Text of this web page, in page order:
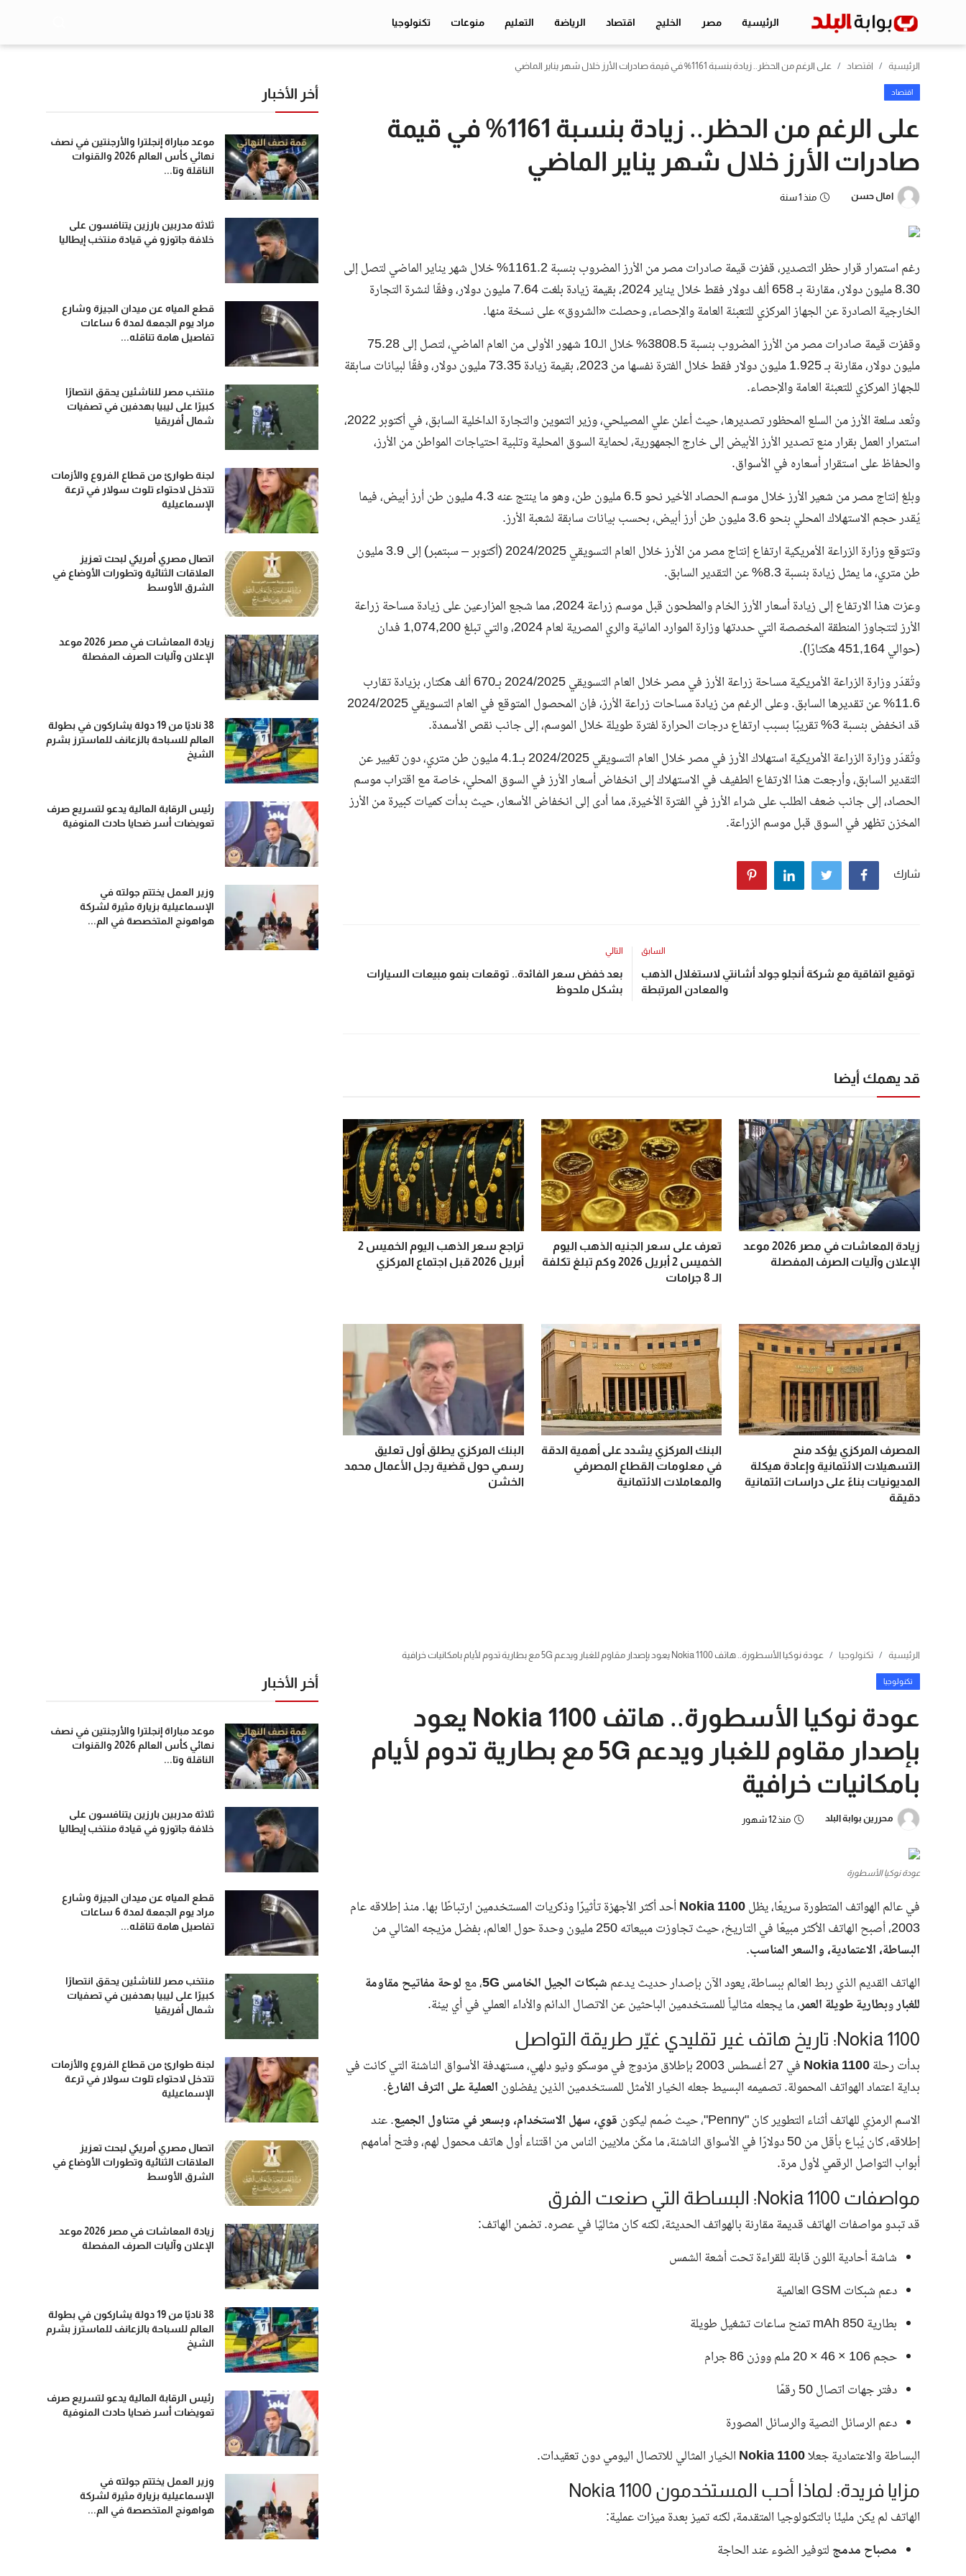
الرئيسية مصر الخليج اقتصاد الرياضة التعليم منوعات تكنولوجيا
تكنولوجيا
الرئيسية اقتصاد على الرغم من الحظر.. زيادة بنسبة 1161% في قيمة صادرات الأرز خلال شهر يناير الماضي
اقتصاد
على الرغم من الحظر.. زيادة بنسبة 1161% في قيمة
صادرات الأرز خلال شهر يناير الماضي
امال حسن منذ 1 سنة
رغم استمرار قرار حظر التصدير، قفزت قيمة صادرات مصر من الأرز المضروب بنسبة 1161.2% خلال شهر يناير الماضي لتصل إلى
8.30 مليون دولار، مقارنة بـ 658 ألف دولار فقط خلال يناير 2024، بقيمة زيادة بلغت 7.64 مليون دولار، وفقًا لنشرة التجارة
الخارجية الصادرة عن الجهاز المركزي للتعبئة العامة والإحصاء، وحصلت «الشروق» على نسخة منها.
وقفزت قيمة صادرات مصر من الأرز المضروب بنسبة 3808.5% خلال الـ10 شهور الأولى من العام الماضي، لتصل إلى 75.28
مليون دولار، مقارنة بـ 1.925 مليون دولار فقط خلال الفترة نفسها من 2023، بقيمة زيادة 73.35 مليون دولار، وفقًا لبيانات سابقة
للجهاز المركزي للتعبئة العامة والإحصاء.
وتُعد سلعة الأرز من السلع المحظور تصديرها، حيث أعلن علي المصيلحي، وزير التموين والتجارة ‏الداخلية السابق، في أكتوبر 2022،
استمرار العمل بقرار منع تصدير الأرز الأبيض إلى خارج ‏الجمهورية، لحماية السوق المحلية وتلبية احتياجات المواطن من الأرز،
والحفاظ على استقرار ‏أسعاره في الأسواق.
وبلغ إنتاج مصر من شعير الأرز خلال موسم الحصاد الأخير نحو 6.5 مليون طن، وهو ما ينتج عنه 4.3 مليون طن أرز أبيض، فيما
يُقدر حجم الاستهلاك المحلي بنحو 3.6 مليون طن أرز أبيض، بحسب بيانات سابقة لشعبة الأرز.
وتتوقع وزارة الزراعة الأمريكية ارتفاع إنتاج مصر من الأرز خلال العام التسويقي 2024/2025 (أكتوبر – سبتمبر) إلى 3.9 مليون
طن متري، ما يمثل زيادة بنسبة 8.3% عن التقدير السابق.
وعزت هذا الارتفاع إلى زيادة أسعار الأرز الخام والمطحون قبل موسم زراعة 2024، مما شجع المزارعين على زيادة مساحة زراعة
الأرز لتتجاوز المنطقة المخصصة التي حددتها وزارة الموارد المائية والري المصرية لعام 2024، والتي تبلغ 1,074,200 فدان
(حوالي 451,164 هكتارًا).
وتُقدّر وزارة الزراعة الأمريكية مساحة زراعة الأرز في مصر خلال العام التسويقي 2024/2025 بـ670 ألف هكتار، بزيادة تقارب
11.6% عن تقديرها السابق. وعلى الرغم من زيادة مساحات زراعة الأرز، فإن المحصول المتوقع في العام التسويقي 2024/2025
قد انخفض بنسبة 3% تقريبًا بسبب ارتفاع درجات الحرارة لفترة طويلة خلال الموسم، إلى جانب نقص الأسمدة.
وتُقدّر وزارة الزراعة الأمريكية استهلاك الأرز في مصر خلال العام التسويقي 2024/2025 بـ4.1 مليون طن متري، دون تغيير عن
التقدير السابق، وأرجعت هذا الارتفاع الطفيف في الاستهلاك إلى انخفاض أسعار الأرز في السوق المحلي، خاصة مع اقتراب موسم
الحصاد، إلى جانب ضعف الطلب على شراء الأرز في الفترة الأخيرة، مما أدى إلى انخفاض الأسعار، حيث بدأت كميات كبيرة من الأرز
المخزن تظهر في السوق قبل موسم الزراعة.
شارك
السابق
توقيع اتفاقية مع شركة أنجلو جولد أشانتي لاستغلال الذهب
والمعادن المرتبطة
التالي
بعد خفض سعر الفائدة.. توقعات بنمو مبيعات السيارات
بشكل ملحوظ
قد يهمك أيضا
زيادة المعاشات في مصر 2026 موعد
الإعلان وآليات الصرف المفصلة
تعرف على سعر الجنيه الذهب اليوم
الخميس 2 أبريل 2026 وكم تبلغ تكلفة
الـ 8 جرامات
تراجع سعر الذهب اليوم الخميس 2
أبريل 2026 قبل اجتماع المركزي
المصرف المركزي يؤكد منح
التسهيلات الائتمانية وإعادة هيكلة
المديونيات بناءً على دراسات ائتمانية
دقيقة
البنك المركزي يشدد على أهمية الدقة
في معلومات القطاع المصرفي
والمعاملات الائتمانية
البنك المركزي يطلق أول تعليق
رسمي حول قضية رجل الأعمال محمد
الخشن
أخر الأخبار
موعد مباراة إنجلترا والأرجنتين في نصف
نهائي كأس العالم 2026 والقنوات
الناقلة وتا...
ثلاثة مدربين بارزين يتنافسون على
خلافة جاتوزو في قيادة منتخب إيطاليا
قطع المياه عن ميدان الجيزة وشارع
مراد يوم الجمعة لمدة 6 ساعات
تفاصيل هامة تناقله...
منتخب مصر للناشئين يحقق انتصارًا
كبيرًا على ليبيا بهدفين في تصفيات
شمال أفريقيا
لجنة طوارئ من قطاع الفروع والأزمات
تتدخل لاحتواء تلوث سولار في ترعة
الإسماعيلية
اتصال مصري أمريكي لبحث تعزيز
العلاقات الثنائية وتطورات الأوضاع في
الشرق الأوسط
زيادة المعاشات في مصر 2026 موعد
الإعلان وآليات الصرف المفصلة
38 ناديًا من 19 دولة يشاركون في بطولة
العالم للسباحة بالزعانف للماسترز بشرم
الشيخ
رئيس الرقابة المالية يدعو لتسريع صرف
تعويضات أسر ضحايا حادث المنوفية
وزير العمل يختتم جولته في
الإسماعيلية بزيارة مثيرة لشركة
هواهونج المتخصصة في الم...
الرئيسية تكنولوجيا عودة نوكيا الأسطورة.. هاتف Nokia 1100 يعود بإصدار مقاوم للغبار ويدعم 5G مع بطارية تدوم لأيام بامكانيات خرافية
تكنولوجيا
عودة نوكيا الأسطورة.. هاتف Nokia 1100 يعود
بإصدار مقاوم للغبار ويدعم 5G مع بطارية تدوم لأيام
بامكانيات خرافية
محررين بوابة البلد منذ 12 شهور
عودة نوكيا الأسطورة
في عالم الهواتف المتطورة سريعًا، يظلNokia 1100أحد أكثر الأجهزة تأثيرًا وذكريات المستخدمين ارتباطًا بها. منذ إطلاقه عام
2003، أصبح الهاتف الأكثر مبيعًا في التاريخ، حيث تجاوزت مبيعاته 250 مليون وحدة حول العالم، بفضل مزيجه المثالي من
البساطة، الاعتمادية، والسعر المناسب.
الهاتف القديم الذي ربط العالم ببساطة، يعود الآن بإصدار حديث يدعم شبكات الجيل الخامس 5G ، مع لوحة مفاتيح مقاومة
للغباروبطارية طويلة العمر، ما يجعله مثالياً للمستخدمين الباحثين عن الاتصال الدائم والأداء العملي في أي بيئة.
Nokia 1100: تاريخ هاتف غير تقليدي غيّر طريقة التواصل
بدأت رحلةNokia 1100
في 27 أغسطس 2003 بإطلاق مزدوج في موسكو ونيو دلهي، مستهدفة الأسواق الناشئة التي كانت في
بداية اعتماد الهواتف المحمولة. تصميمه البسيط جعله الخيار الأمثل للمستخدمين الذين يفضلون العملية على الترف الفارغ.
الاسم الرمزي للهاتف أثناء التطوير كان "Penny"، حيث صُمم ليكون
قوي، سهل الاستخدام، وبسعر في متناول الجميع. عند
إطلاقه، كان يُباع بأقل من 50 دولارًا في الأسواق الناشئة، ما مكّن ملايين الناس من اقتناء أول هاتف محمول لهم، وفتح أمامهم
أبواب التواصل الرقمي لأول مرة.
مواصفات Nokia 1100: البساطة التي صنعت الفرق
قد تبدو مواصفات الهاتف قديمة مقارنة بالهواتف الحديثة، لكنه كان مثاليًا في عصره. تضمن الهاتف:
شاشة أحادية اللون قابلة للقراءة تحت أشعة الشمس
دعم شبكات GSM العالمية
بطارية 850 mAh تمنح ساعات تشغيل طويلة
حجم 106 × 46 × 20 ملم ووزن 86 جرام
دفتر جهات اتصال 50 رقمًا
دعم الرسائل النصية والرسائل المصورة
البساطة والاعتمادية جعلاNokia 1100 الخيار المثالي للاتصال اليومي دون تعقيدات.
مزايا فريدة: لماذا أحب المستخدمون Nokia 1100
الهاتف لم يكن مليئًا بالتكنولوجيا المتقدمة، لكنه تميز بعدة ميزات عملية:
مصباح مدمج لتوفير الضوء عند الحاجة
أخر الأخبار
موعد مباراة إنجلترا والأرجنتين في نصف
نهائي كأس العالم 2026 والقنوات
الناقلة وتا...
ثلاثة مدربين بارزين يتنافسون على
خلافة جاتوزو في قيادة منتخب إيطاليا
قطع المياه عن ميدان الجيزة وشارع
مراد يوم الجمعة لمدة 6 ساعات
تفاصيل هامة تناقله...
منتخب مصر للناشئين يحقق انتصارًا
كبيرًا على ليبيا بهدفين في تصفيات
شمال أفريقيا
لجنة طوارئ من قطاع الفروع والأزمات
تتدخل لاحتواء تلوث سولار في ترعة
الإسماعيلية
اتصال مصري أمريكي لبحث تعزيز
العلاقات الثنائية وتطورات الأوضاع في
الشرق الأوسط
زيادة المعاشات في مصر 2026 موعد
الإعلان وآليات الصرف المفصلة
38 ناديًا من 19 دولة يشاركون في بطولة
العالم للسباحة بالزعانف للماسترز بشرم
الشيخ
رئيس الرقابة المالية يدعو لتسريع صرف
تعويضات أسر ضحايا حادث المنوفية
وزير العمل يختتم جولته في
الإسماعيلية بزيارة مثيرة لشركة
هواهونج المتخصصة في الم...